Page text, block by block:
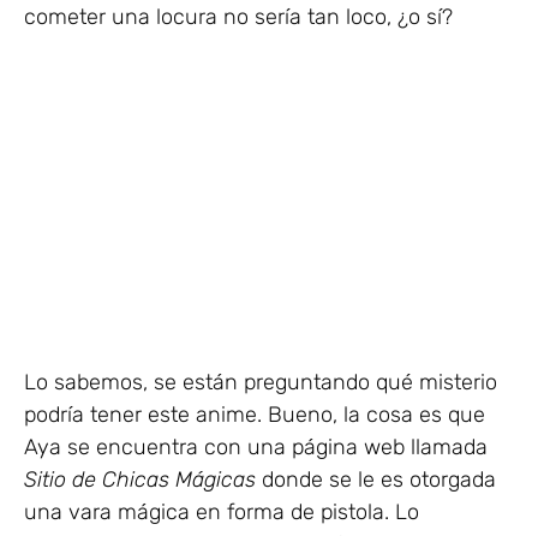
cometer una locura no sería tan loco, ¿o sí?
Lo sabemos, se están preguntando qué misterio
podría tener este anime. Bueno, la cosa es que
Aya se encuentra con una página web llamada
Sitio de Chicas Mágicas donde se le es otorgada
una vara mágica en forma de pistola. Lo